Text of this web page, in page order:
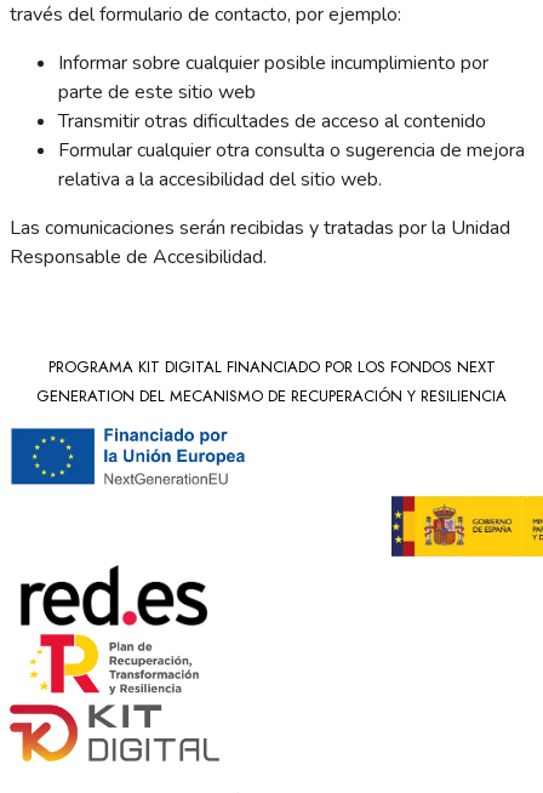
través del formulario de contacto, por ejemplo:
Informar sobre cualquier posible incumplimiento por
parte de este sitio web
Transmitir otras dificultades de acceso al contenido
Formular cualquier otra consulta o sugerencia de mejora
relativa a la accesibilidad del sitio web.
Las comunicaciones serán recibidas y tratadas por la Unidad
Responsable de Accesibilidad.
PROGRAMA KIT DIGITAL FINANCIADO POR LOS FONDOS NEXT
GENERATION DEL MECANISMO DE RECUPERACIÓN Y RESILIENCIA